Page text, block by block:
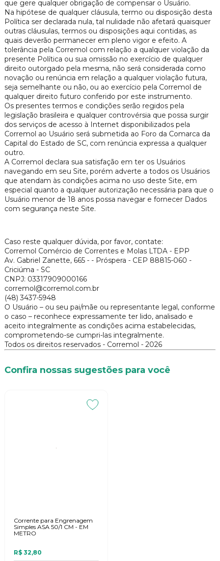
que gere qualquer obrigação de compensar o Usuário.
Na hipótese de qualquer cláusula, termo ou disposição desta
Política ser declarada nula, tal nulidade não afetará quaisquer
outras cláusulas, termos ou disposições aqui contidas, as
quais deverão permanecer em pleno vigor e efeito. A
tolerância pela Corremol com relação a qualquer violação da
presente Política ou sua omissão no exercício de qualquer
direito outorgado pela mesma, não será considerada como
novação ou renúncia em relação a qualquer violação futura,
seja semelhante ou não, ou ao exercício pela Corremol de
qualquer direito futuro conferido por este instrumento.
Os presentes termos e condições serão regidos pela
legislação brasileira e qualquer controvérsia que possa surgir
dos serviços de acesso à Internet disponibilizados pela
Corremol ao Usuário será submetida ao Foro da Comarca da
Capital do Estado de SC, com renúncia expressa a qualquer
outro.
A Corremol declara sua satisfação em ter os Usuários
navegando em seu Site, porém adverte a todos os Usuários
que atendam às condições acima no uso deste Site, em
especial quanto a qualquer autorização necessária para que o
Usuário menor de 18 anos possa navegar e fornecer Dados
com segurança neste Site.
Caso reste qualquer dúvida, por favor, contate:
Corremol Comércio de Correntes e Molas LTDA - EPP
Av. Gabriel Zanette, 665 - - Próspera - CEP 88815-060 -
Criciúma - SC
CNPJ: 03317909000166
corremol@corremol.com.br
(48) 3437-5948
O Usuário – ou seu pai/mãe ou representante legal, conforme
o caso – reconhece expressamente ter lido, analisado e
aceito integralmente as condições acima estabelecidas,
comprometendo-se cumpri-las integralmente.
Todos os direitos reservados - Corremol - 2026
Confira nossas sugestões para você
Corrente para Engrenagem
Simples ASA 50/1 CM - EM
METRO
R$ 32,80